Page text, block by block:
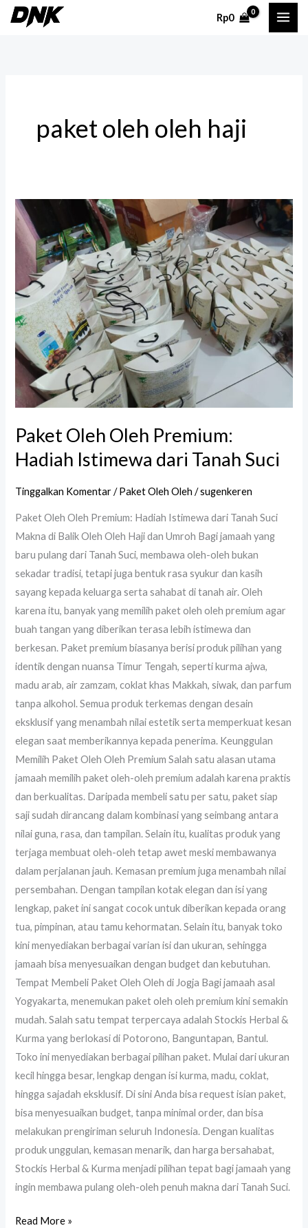
Lewati
Rp0
paket oleh oleh haji
Paket Oleh Oleh Premium:
Hadiah Istimewa dari Tanah Suci
Tinggalkan Komentar /Paket Oleh Oleh /sugenkeren
Paket Oleh Oleh Premium: Hadiah Istimewa dari Tanah Suci
Makna di Balik Oleh Oleh Haji dan Umroh Bagi jamaah yang
baru pulang dari Tanah Suci, membawa oleh-oleh bukan
sekadar tradisi, tetapi juga bentuk rasa syukur dan kasih
sayang kepada keluarga serta sahabat di tanah air. Oleh
karena itu, banyak yang memilih paket oleh oleh premium agar
buah tangan yang diberikan terasa lebih istimewa dan
berkesan. Paket premium biasanya berisi produk pilihan yang
identik dengan nuansa Timur Tengah, seperti kurma ajwa,
madu arab, air zamzam, coklat khas Makkah, siwak, dan parfum
tanpa alkohol. Semua produk terkemas dengan desain
eksklusif yang menambah nilai estetik serta memperkuat kesan
elegan saat memberikannya kepada penerima. Keunggulan
Memilih Paket Oleh Oleh Premium Salah satu alasan utama
jamaah memilih paket oleh-oleh premium adalah karena praktis
dan berkualitas. Daripada membeli satu per satu, paket siap
saji sudah dirancang dalam kombinasi yang seimbang antara
nilai guna, rasa, dan tampilan. Selain itu, kualitas produk yang
terjaga membuat oleh-oleh tetap awet meski membawanya
dalam perjalanan jauh. Kemasan premium juga menambah nilai
persembahan. Dengan tampilan kotak elegan dan isi yang
lengkap, paket ini sangat cocok untuk diberikan kepada orang
tua, pimpinan, atau tamu kehormatan. Selain itu, banyak toko
kini menyediakan berbagai varian isi dan ukuran, sehingga
jamaah bisa menyesuaikan dengan budget dan kebutuhan.
Tempat Membeli Paket Oleh Oleh di Jogja Bagi jamaah asal
Yogyakarta, menemukan paket oleh oleh premium kini semakin
mudah. Salah satu tempat terpercaya adalah Stockis Herbal &
Kurma yang berlokasi di Potorono, Banguntapan, Bantul.
Toko ini menyediakan berbagai pilihan paket. Mulai dari ukuran
kecil hingga besar, lengkap dengan isi kurma, madu, coklat,
hingga sajadah eksklusif. Di sini Anda bisa request isian paket,
bisa menyesuaikan budget, tanpa minimal order, dan bisa
melakukan prengiriman seluruh Indonesia. Dengan kualitas
produk unggulan, kemasan menarik, dan harga bersahabat,
Stockis Herbal & Kurma menjadi pilihan tepat bagi jamaah yang
ingin membawa pulang oleh-oleh penuh makna dari Tanah Suci.
Paket
Oleh
Oleh
Premium:
Hadiah
Istimewa
dari
Tanah
Suci
Read More »